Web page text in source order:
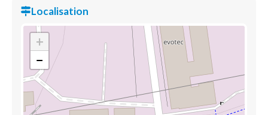
Localisation
+
−